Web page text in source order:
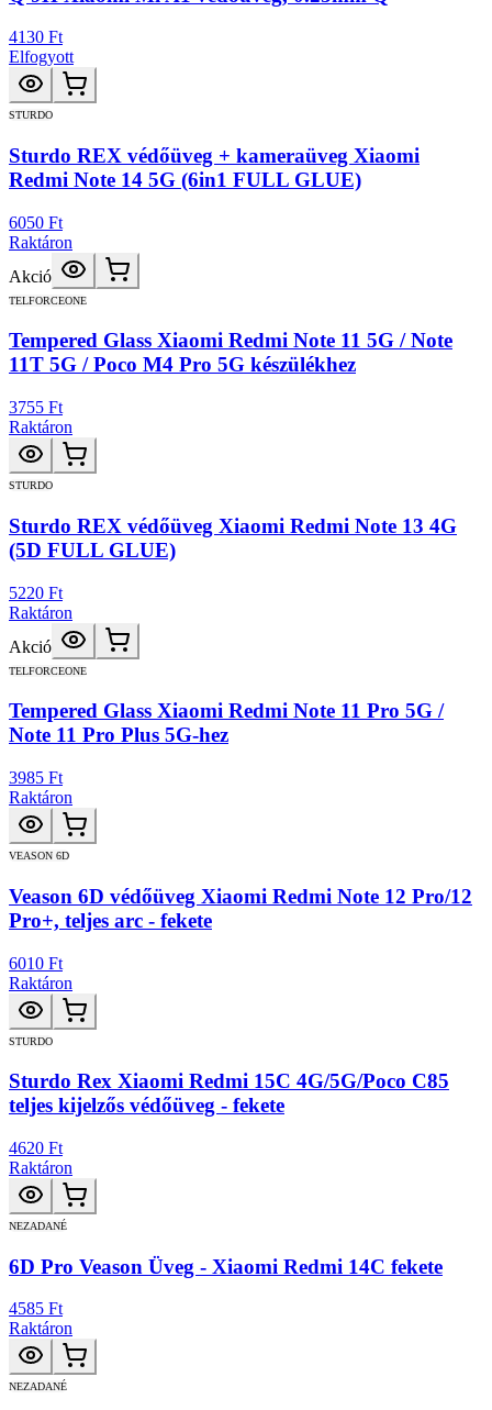
4130 Ft
Elfogyott
STURDO
Sturdo REX védőüveg + kameraüveg Xiaomi
Redmi Note 14 5G (6in1 FULL GLUE)
6050 Ft
Raktáron
Akció
TELFORCEONE
Tempered Glass Xiaomi Redmi Note 11 5G / Note
11T 5G / Poco M4 Pro 5G készülékhez
3755 Ft
Raktáron
STURDO
Sturdo REX védőüveg Xiaomi Redmi Note 13 4G
(5D FULL GLUE)
5220 Ft
Raktáron
Akció
TELFORCEONE
Tempered Glass Xiaomi Redmi Note 11 Pro 5G /
Note 11 Pro Plus 5G-hez
3985 Ft
Raktáron
VEASON 6D
Veason 6D védőüveg Xiaomi Redmi Note 12 Pro/12
Pro+, teljes arc - fekete
6010 Ft
Raktáron
STURDO
Sturdo Rex Xiaomi Redmi 15C 4G/5G/Poco C85
teljes kijelzős védőüveg - fekete
4620 Ft
Raktáron
NEZADANÉ
6D Pro Veason Üveg - Xiaomi Redmi 14C fekete
4585 Ft
Raktáron
NEZADANÉ